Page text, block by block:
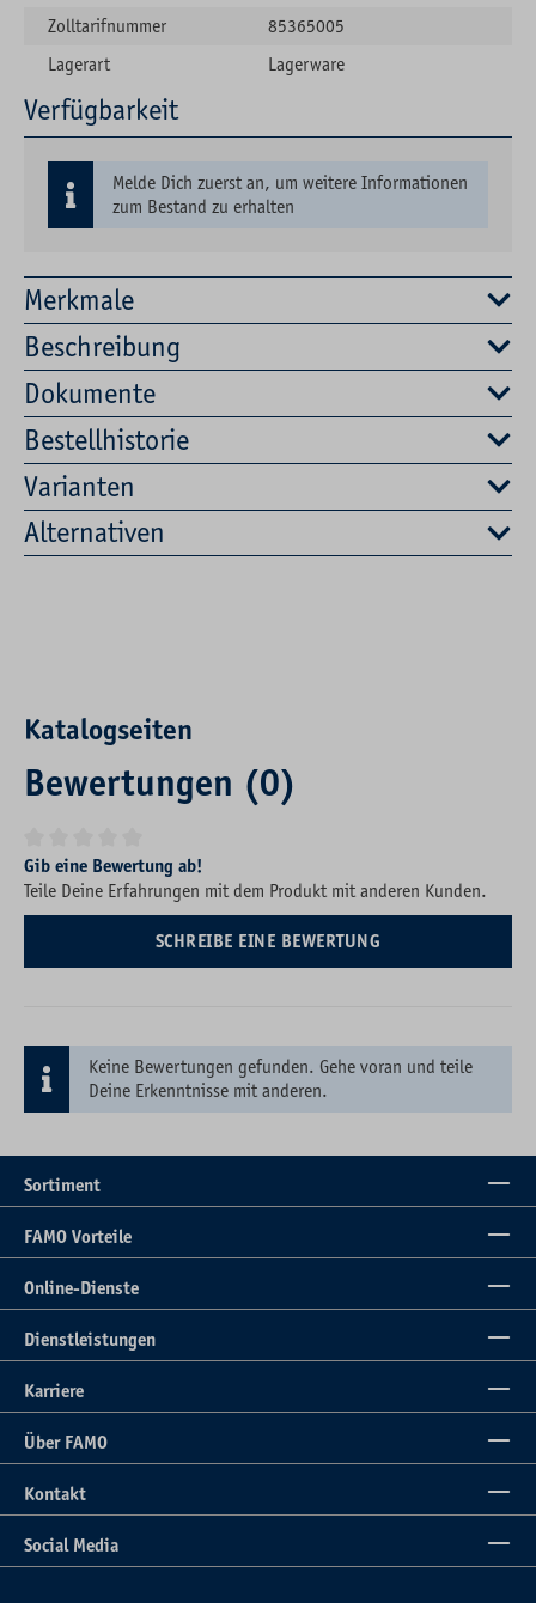
Merkmale
Beschreibung
Dokumente
Bestellhistorie
Varianten
Alternativen
Zolltarifnummer
85365005
Lagerart
Lagerware
Verfügbarkeit
Melde Dich zuerst an, um weitere Informationen
zum Bestand zu erhalten
Katalogseiten
Bewertungen (0)
Durchschnittliche Bewertung von 0 von 5 Sternen
Gib eine Bewertung ab!
Teile Deine Erfahrungen mit dem Produkt mit anderen Kunden.
SCHREIBE EINE BEWERTUNG
Keine Bewertungen gefunden. Gehe voran und teile
Deine Erkenntnisse mit anderen.
Sortiment
FAMO Vorteile
Online-Dienste
Dienstleistungen
Karriere
Über FAMO
Kontakt
Social Media